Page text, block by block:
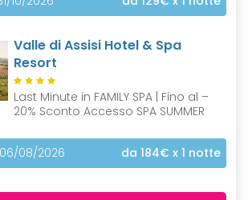
Valle di Assisi Hotel & Spa
Resort
Last Minute in FAMILY SPA | Fino al –
20% Sconto Accesso SPA SUMMER
08/2026
da 184€ x 1 notte